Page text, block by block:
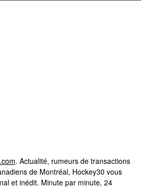
. Actualité, rumeurs de transactions
de Montréal, Hockey30 vous
et inédit. Minute par minute, 24